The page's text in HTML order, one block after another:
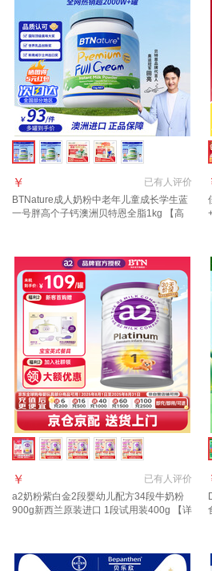
已有人评价
￥
BTNature成人奶粉中老年儿童成长学生蓝
一号胖高个子钙澳洲贝特恩全脂1kg 【高
已有人评价
￥
a2奶粉紫白金2段婴幼儿配方34段牛奶粉
900g新西兰原装进口 1段试用装400g 【详